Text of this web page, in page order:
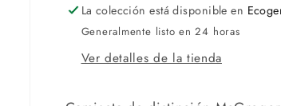
La colección está disponible en
Generalmente listo en 24 horas
Ver detalles de la tienda